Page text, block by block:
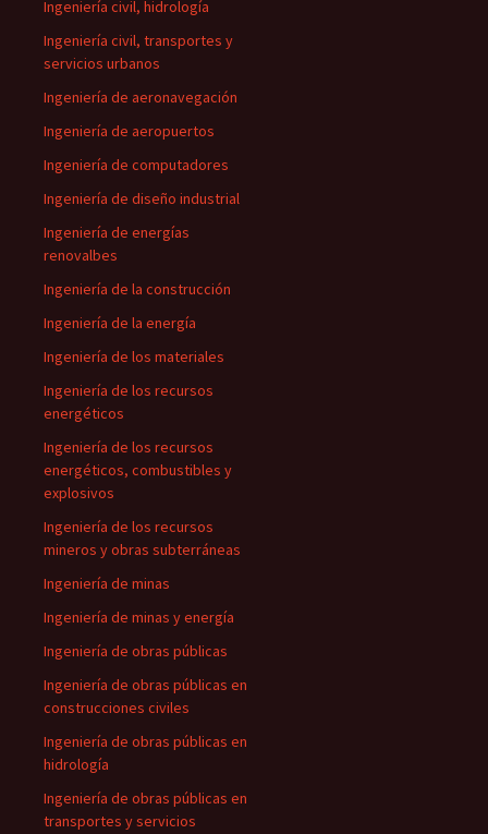
Ingeniería civil, hidrología
Ingeniería civil, transportes y
servicios urbanos
Ingeniería de aeronavegación
Ingeniería de aeropuertos
Ingeniería de computadores
Ingeniería de diseño industrial
Ingeniería de energías
renovalbes
Ingeniería de la construcción
Ingeniería de la energía
Ingeniería de los materiales
Ingeniería de los recursos
energéticos
Ingeniería de los recursos
energéticos, combustibles y
explosivos
Ingeniería de los recursos
mineros y obras subterráneas
Ingeniería de minas
Ingeniería de minas y energía
Ingeniería de obras públicas
Ingeniería de obras públicas en
construcciones civiles
Ingeniería de obras públicas en
hidrología
Ingeniería de obras públicas en
transportes y servicios